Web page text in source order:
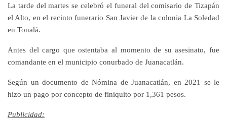
La tarde del martes se celebró el funeral del comisario de Tizapán
el Alto, en el recinto funerario San Javier de la colonia La Soledad
en Tonalá.
Antes del cargo que ostentaba al momento de su asesinato, fue
comandante en el municipio conurbado de Juanacatlán.
Según un documento de Nómina de Juanacatlán, en 2021 se le
hizo un pago por concepto de finiquito por 1,361 pesos.
Publicidad: